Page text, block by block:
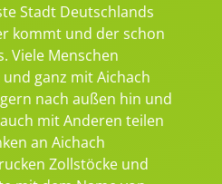
Stadt Deutschlands
kommt und der schon
Viele Menschen
ganz mit Aichach
nach außen hin und
mit Anderen teilen
an Aichach
Zollstöcke und